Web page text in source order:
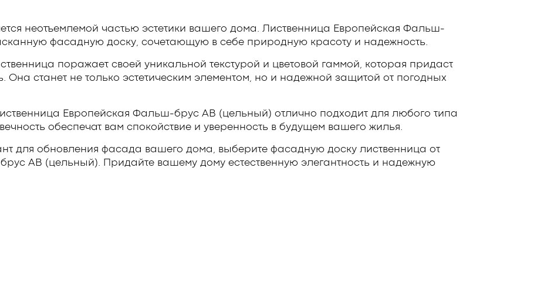
неотъемлемой частью эстетики вашего дома. Лиственница Европейская Фальш-
фасадную доску, сочетающую в себе природную красоту и надежность.
поражает своей уникальной текстурой и цветовой гаммой, которая придаст
станет не только эстетическим элементом, но и надежной защитой от погодных
Европейская Фальш-брус АВ (цельный) отлично подходит для любого типа
обеспечат вам спокойствие и уверенность в будущем вашего жилья.
для обновления фасада вашего дома, выберите фасадную доску лиственница от
АВ (цельный). Придайте вашему дому естественную элегантность и надежную